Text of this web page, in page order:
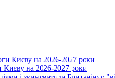
на 2026-2027 роки